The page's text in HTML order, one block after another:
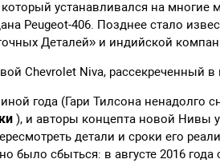
устанавливался на многие
Peugeot-406. Позднее стало
Деталей» и индийской
Chevrolet Niva, рассекреченный
года (Гари Тилсона ненадолго
), и авторы концепта новой Нивы
детали и сроки его
было сбыться: в августе 2016